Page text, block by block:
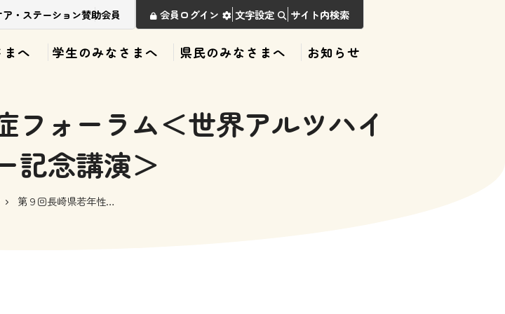
・ステーション賛助会員 会員ログイン 文字設定 サイト内検索
へ 学生のみなさまへ 県民のみなさまへ お知らせ
フォーラム＜世界アルツハイ
記念講演＞
第９回長崎県若年性認